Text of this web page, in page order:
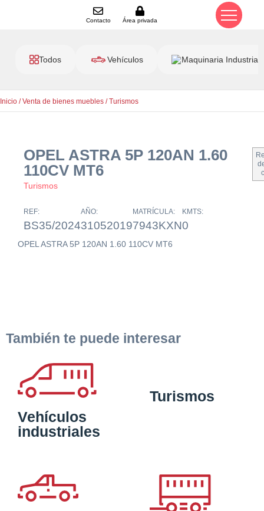
Contacto Área privada
Todos Vehículos Maquinaria Industrial
Inicio /Venta de bienes muebles /Turismos
OPEL ASTRA 5P 120AN 1.60
110CV MT6
Turismos
REF:
BS35/2024
AÑO:
31052019
MATRÍCULA:
7943KXN
KMTS:
0
OPEL ASTRA 5P 120AN 1.60 110CV MT6
También te puede interesar
Vehículos
industriales
Turismos